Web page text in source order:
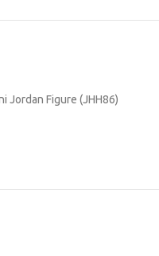
Jordan Figure (JHH86)